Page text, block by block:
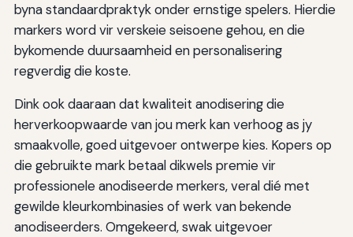
byna standaardpraktyk onder ernstige spelers. Hierdie
markers word vir verskeie seisoene gehou, en die
bykomende duursaamheid en personalisering
regverdig die koste.
Dink ook daaraan dat kwaliteit anodisering die
herverkoopwaarde van jou merk kan verhoog as jy
smaakvolle, goed uitgevoer ontwerpe kies. Kopers op
die gebruikte mark betaal dikwels premie vir
professionele anodiseerde merkers, veral dié met
gewilde kleurkombinasies of werk van bekende
anodiseerders. Omgekeerd, swak uitgevoer